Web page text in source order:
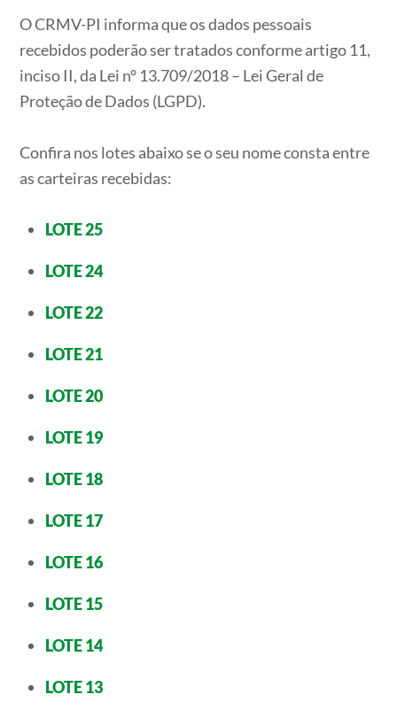
O CRMV-PI informa que os dados pessoais
recebidos poderão ser tratados conforme artigo 11,
inciso II, da Lei n° 13.709/2018 – Lei Geral de
Proteção de Dados (LGPD).
Confira nos lotes abaixo se o seu nome consta entre
as carteiras recebidas:
LOTE 25
LOTE 24
LOTE 22
LOTE 21
LOTE 20
LOTE 19
LOTE 18
LOTE 17
LOTE 16
LOTE 15
LOTE 14
LOTE 13